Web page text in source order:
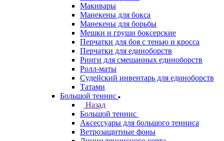
Макивары
Манекены для бокса
Манекены для борьбы
Мешки и груши боксерские
Перчатки для боя с тенью и кросса
Перчатки для единоборств
Ринги для смешанных единоборств
Ролл-маты
Судейский инвентарь для единоборств
Татами
Большой теннис
Назад
Большой теннис
Аксессуары для большого тенниса
Ветрозащитные фоны